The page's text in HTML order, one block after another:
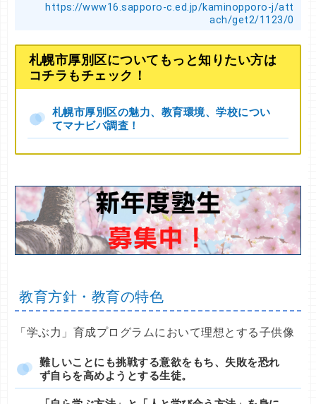
https://www16.sapporo-c.ed.jp/kaminopporo-j/att
ach/get2/1123/0
札幌市厚別区についてもっと知りたい方は
コチラもチェック！
札幌市厚別区の魅力、教育環境、学校につい
てマナビバ調査！
教育方針・教育の特色
「学ぶ力」育成プログラムにおいて理想とする子供像
難しいことにも挑戦する意欲をもち、失敗を恐れ
ず自らを高めようとする生徒。